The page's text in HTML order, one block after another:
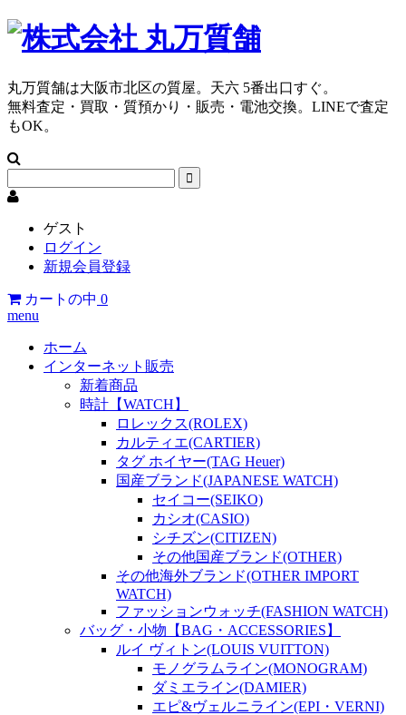
丸万質舗は大阪市北区の質屋。天六 5番出口すぐ。
無料査定・買取・質預かり・販売・電池交換。LINEで査定
もOK。
ゲスト
ログイン
新規会員登録
カートの中 0
menu
ホーム
インターネット販売
新着商品
時計【WATCH】
ロレックス(ROLEX)
カルティエ(CARTIER)
タグ ホイヤー(TAG Heuer)
国産ブランド(JAPANESE WATCH)
セイコー(SEIKO)
カシオ(CASIO)
シチズン(CITIZEN)
その他国産ブランド(OTHER)
その他海外ブランド(OTHER IMPORT
WATCH)
ファッションウォッチ(FASHION WATCH)
バッグ・小物【BAG・ACCESSORIES】
ルイ ヴィトン(LOUIS VUITTON)
モノグラムライン(MONOGRAM)
ダミエライン(DAMIER)
エピ&ヴェルニライン(EPI・VERNI)